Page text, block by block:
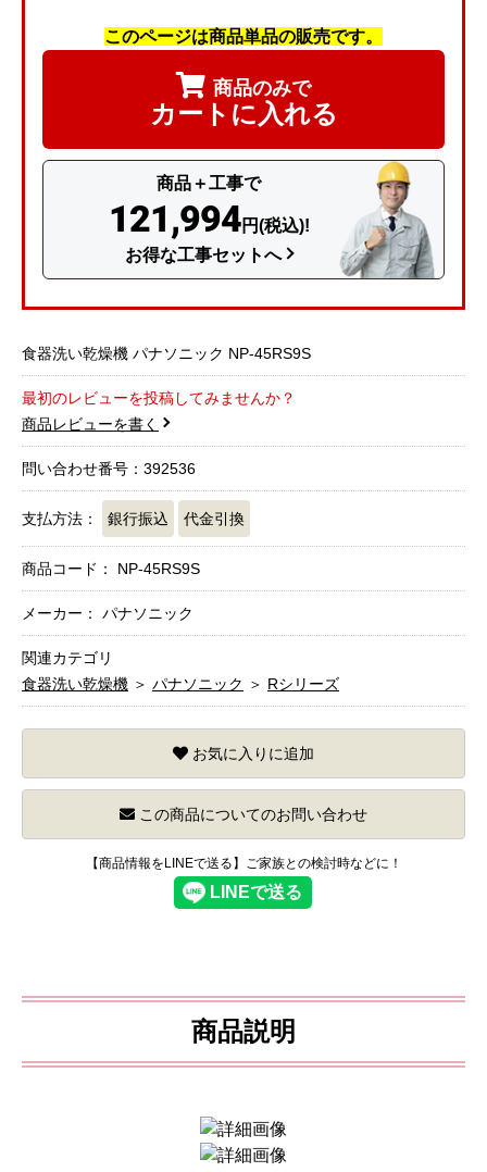
このページは商品単品の販売です。
商品のみで
カートに入れる
商品＋工事で
121,994円(税込)!
お得な工事セットへ
食器洗い乾燥機 パナソニック NP-45RS9S
最初のレビューを投稿してみませんか？
商品レビューを書く
問い合わせ番号：392536
支払方法： 銀行振込 代金引換
商品コード： NP-45RS9S
メーカー： パナソニック
関連カテゴリ
食器洗い乾燥機 ＞ パナソニック ＞ Rシリーズ
お気に入りに追加
この商品についてのお問い合わせ
【商品情報をLINEで送る】ご家族との検討時などに！
商品説明